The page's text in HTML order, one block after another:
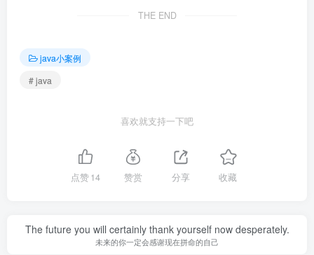
THE END
java小案例
# java
喜欢就支持一下吧
点赞14 赞赏 分享 收藏
The future you will certainly thank yourself now desperately.
未来的你一定会感谢现在拼命的自己